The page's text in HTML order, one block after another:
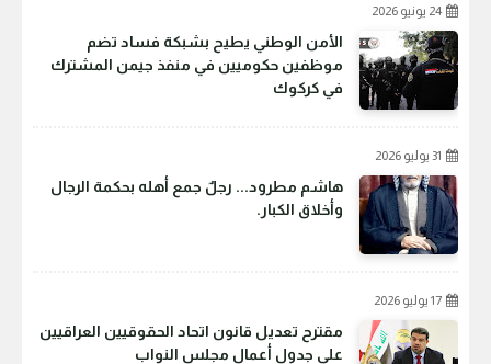
24 يونيو 2026
الأمن الوطني يطيح بشبكة فساد تضم
موظفين حكوميين في منفذ جيمن المشترك
في كركوك
31 يوليو 2026
هاشم مطرود... رجلٌ جمع أهله بحكمة الرجال
وأخلاق الكبار.
17 يوليو 2026
مقترح تعديل قانون اتحاد الحقوقيين العراقيين
على جدول أعمال مجلس النواب